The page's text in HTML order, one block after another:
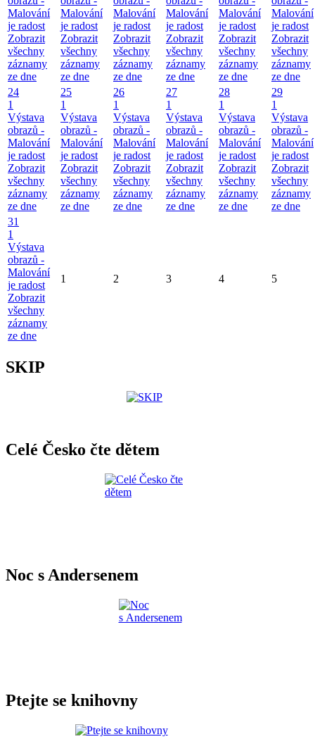
Malování
je radost
Zobrazit
všechny
záznamy
ze dne
Malování
je radost
Zobrazit
všechny
záznamy
ze dne
Malování
je radost
Zobrazit
všechny
záznamy
ze dne
Malování
je radost
Zobrazit
všechny
záznamy
ze dne
Malování
je radost
Zobrazit
všechny
záznamy
ze dne
Malování
je radost
Zobrazit
všechny
záznamy
ze dne
24
1
Výstava
obrazů -
Malování
je radost
Zobrazit
všechny
záznamy
ze dne
25
1
Výstava
obrazů -
Malování
je radost
Zobrazit
všechny
záznamy
ze dne
26
1
Výstava
obrazů -
Malování
je radost
Zobrazit
všechny
záznamy
ze dne
27
1
Výstava
obrazů -
Malování
je radost
Zobrazit
všechny
záznamy
ze dne
28
1
Výstava
obrazů -
Malování
je radost
Zobrazit
všechny
záznamy
ze dne
29
1
Výstava
obrazů -
Malování
je radost
Zobrazit
všechny
záznamy
ze dne
31
1
Výstava
obrazů -
Malování
je radost
Zobrazit
všechny
záznamy
ze dne
1 2 3 4 5
SKIP
Celé Česko čte dětem
Noc s Andersenem
Ptejte se knihovny